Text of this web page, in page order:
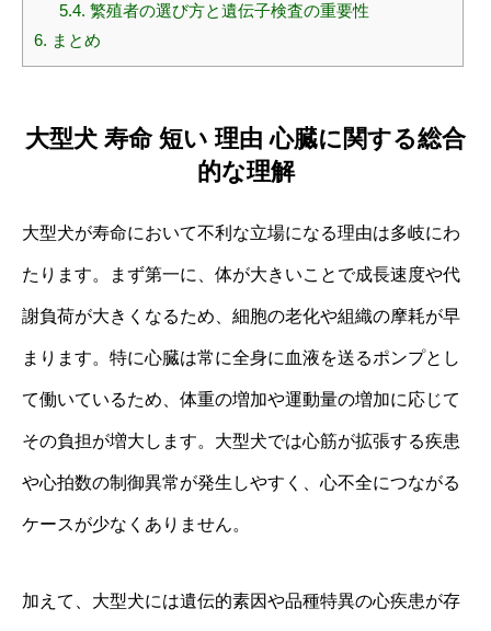
5.4. 繁殖者の選び方と遺伝子検査の重要性
6. まとめ
大型犬 寿命 短い 理由 心臓に関する総合
的な理解
大型犬が寿命において不利な立場になる理由は多岐にわ
たります。まず第一に、体が大きいことで成長速度や代
謝負荷が大きくなるため、細胞の老化や組織の摩耗が早
まります。特に心臓は常に全身に血液を送るポンプとし
て働いているため、体重の増加や運動量の増加に応じて
その負担が増大します。大型犬では心筋が拡張する疾患
や心拍数の制御異常が発生しやすく、心不全につながる
ケースが少なくありません。
加えて、大型犬には遺伝的素因や品種特異の心疾患が存